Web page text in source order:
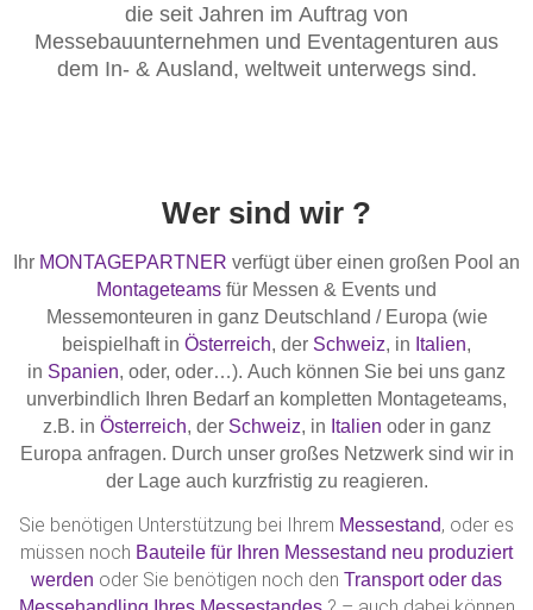
die seit Jahren im Auftrag von
Messebauunternehmen und Eventagenturen aus
dem In- & Ausland, weltweit unterwegs sind.
Wer sind wir ?
Ihr MONTAGEPARTNER verfügt über einen großen Pool an
Montageteams für Messen & Events und
Messemonteuren in ganz Deutschland / Europa (wie
beispielhaft in Österreich, der Schweiz, in Italien,
in Spanien, oder, oder…). Auch können Sie bei uns ganz
unverbindlich Ihren Bedarf an kompletten Montageteams,
z.B. in Österreich, der Schweiz, in Italien oder in ganz
Europa anfragen. Durch unser großes Netzwerk sind wir in
der Lage auch kurzfristig zu reagieren.
Sie benötigen Unterstützung bei Ihrem Messestand, oder es
müssen noch Bauteile für Ihren Messestand neu produziert
werden oder Sie benötigen noch den Transport oder das